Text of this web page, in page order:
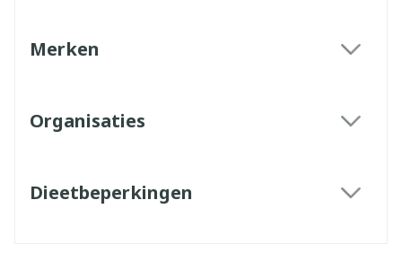
Merken
Organisaties
Dieetbeperkingen